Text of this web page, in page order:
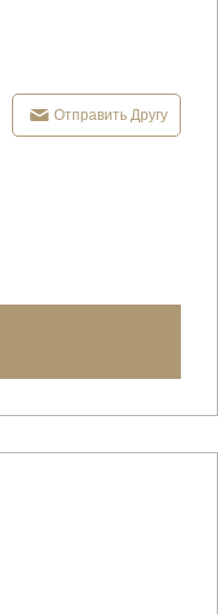
Отправить Другу